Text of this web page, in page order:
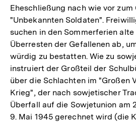
Eheschließung nach wie vor zum
"Unbekannten Soldaten".
suchen in den Sommerferien
Überresten der Gefallenen ab,
würdig zu bestatten. Wie zu
instruiert der Großteil der
über die Schlachten im "Großen
Krieg", der nach sowjetischer
Überfall auf die Sowjetunion am
9. Mai 1945 gerechnet wird (die